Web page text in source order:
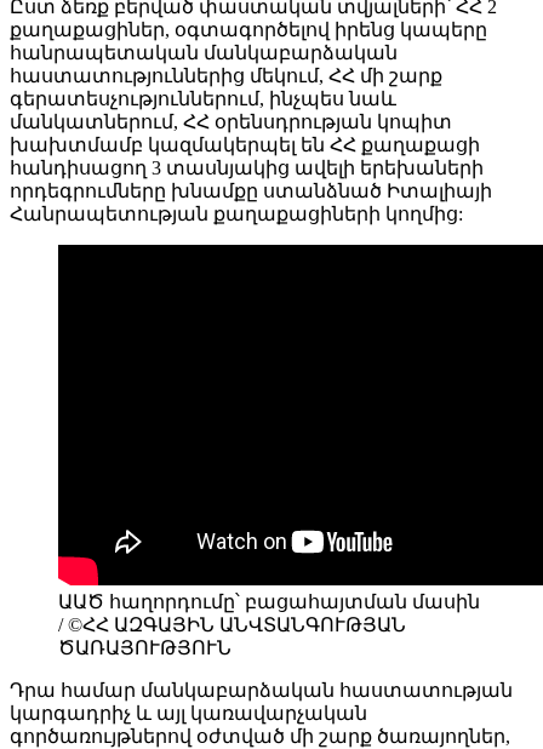
Ըստ ձեռք բերված փաստական տվյալների՝ ՀՀ 2
քաղաքացիներ, օգտագործելով իրենց կապերը
հանրապետական մանկաբարձական
հաստատություններից մեկում, ՀՀ մի շարք
գերատեսչություններում, ինչպես նաև
մանկատներում, ՀՀ օրենսդրության կոպիտ
խախտմամբ կազմակերպել են ՀՀ քաղաքացի
հանդիսացող 3 տասնյակից ավելի երեխաների
որդեգրումները խնամքը ստանձնած Իտալիայի
Հանրապետության քաղաքացիների կողմից:
ԱԱԾ հաղորդումը՝ բացահայտման մասին
/ ©ՀՀ ԱԶԳԱՅԻՆ ԱՆՎՏԱՆԳՈՒԹՅԱՆ
ԾԱՌԱՅՈՒԹՅՈՒՆ
Դրա համար մանկաբարձական հաստատության
կարգադրիչ և այլ կառավարչական
գործառույթներով օժտված մի շարք ծառայողներ,